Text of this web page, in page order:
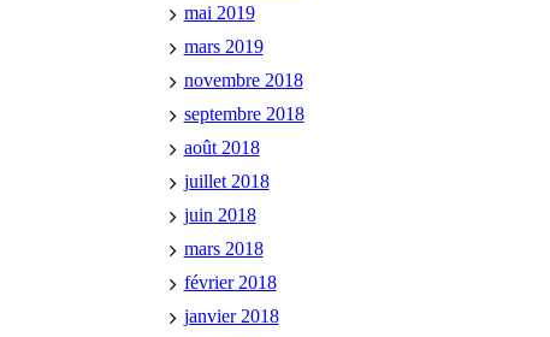
mai 2019
mars 2019
novembre 2018
septembre 2018
août 2018
juillet 2018
juin 2018
mars 2018
février 2018
janvier 2018